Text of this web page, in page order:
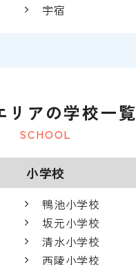
宇宿
SCHOOL
リアの学校一覧
小学校
鴨池小学校
坂元小学校
清水小学校
西陵小学校